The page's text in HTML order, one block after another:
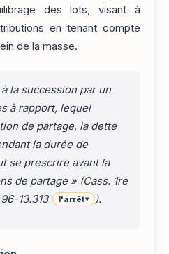
des lots, visant à
en tenant compte
de la masse.
la succession par un
à rapport, lequel
de partage, la dette
la durée de
se prescrire avant la
de partage» (Cass. 1re
13.313
l'arrêt▾ ).